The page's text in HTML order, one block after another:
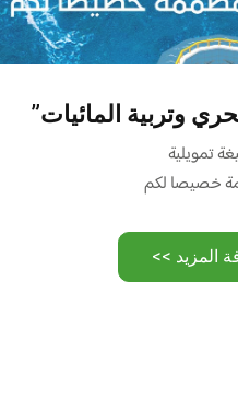
وتربية المائيات”
تمويلية
خصيصا لكم
المزيد >>